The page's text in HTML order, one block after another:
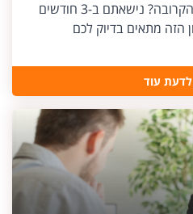
מתכננים חתונה בחצי שנה הקרובה? נישאתם ב-3 חודשים
הזה מתאים בדיוק לכם
עוד